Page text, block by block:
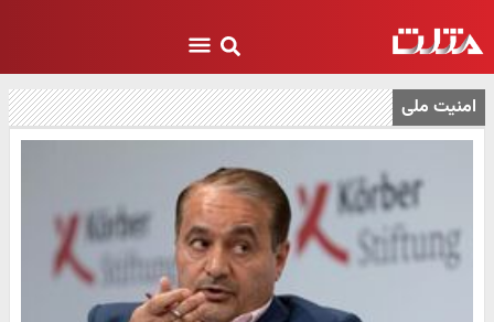
امنیت ملی